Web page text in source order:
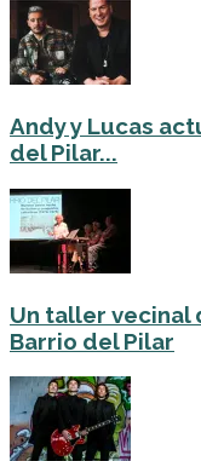
Andy y Lucas
del Pilar...
Un taller
Barrio del Pilar